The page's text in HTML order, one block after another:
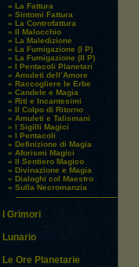
» La Fattura
» Sintomi Fattura
» La Controfattura
» Il Malocchio
» La Maledizione
» La Fumigazione (I P)
» La Fumigazione (II P)
» I Pentacoli Planetari
» Amuleti dell’Amore
» Raccogliere le Erbe
» Candele e Magia
» Riti e Incantesimi
» Il Colpo di Ritorno
» Amuleti e Talismani
» I Sigilli Magici
» I Pentacoli
» Definizione di Magia
» Aforismi Magici
» Il Sentiero Magico
» Divinazione e Magia
» Dialoghi col Maestro
» Sulla Necromanzia
I Grimori
Lunario
Le Ore Planetarie